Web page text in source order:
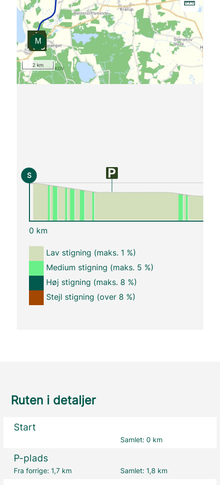
2 km
S
0 km
Lav stigning (maks. 1 %)
Medium stigning (maks. 5 %)
Høj stigning (maks. 8 %)
Stejl stigning (over 8 %)
Ruten i detaljer
Start
Samlet: 0 km
P-plads
Fra forrige:1,7 km Samlet: 1,8 km